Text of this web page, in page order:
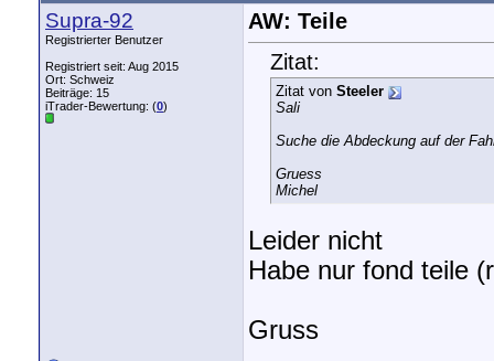
Supra-92
Registrierter Benutzer
Registriert seit: Aug 2015
Ort: Schweiz
Beiträge: 15
iTrader-Bewertung: (0)
AW: Teile
Zitat:
Zitat von Steeler
Sali
Suche die Abdeckung auf der
Gruess
Michel
Leider nicht
Habe nur fond teile
Gruss